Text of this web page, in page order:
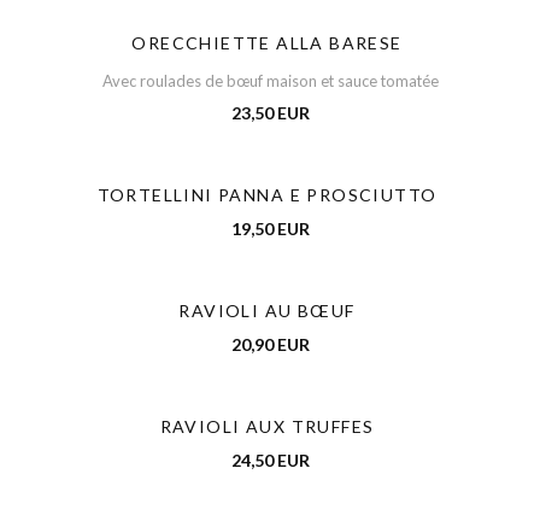
ORECCHIETTE ALLA BARESE
Avec roulades de bœuf maison et sauce tomatée
23,50 EUR
TORTELLINI PANNA E PROSCIUTTO
19,50 EUR
RAVIOLI AU BŒUF
20,90 EUR
RAVIOLI AUX TRUFFES
24,50 EUR